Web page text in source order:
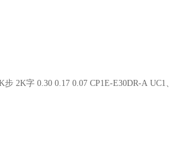
步 2K字 0.30 0.17 0.07 CP1E-E30DR-A UC1、